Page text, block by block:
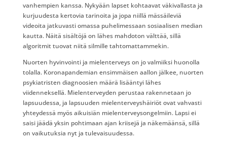
vanhempien kanssa. Nykyään lapset kohtaavat väkivallasta ja
kurjuudesta kertovia tarinoita ja jopa niillä mässäileviä
videoita jatkuvasti omassa puhelimessaan sosiaalisen median
kautta. Näitä sisältöjä on lähes mahdoton välttää, sillä
algoritmit tuovat niitä silmille tahtomattammekin.
Nuorten hyvinvointi ja mielenterveys on jo valmiiksi huonolla
tolalla. Koronapandemian ensimmäisen aallon jälkee, nuorten
psykiatristen diagnoosien määrä lisääntyi lähes
viidenneksellä. Mielenterveyden perustaa rakennetaan jo
lapsuudessa, ja lapsuuden mielenterveyshäiriöt ovat vahvasti
yhteydessä myös aikuisiän mielenterveysongelmiin. Lapsi ei
saisi jäädä yksin pohtimaan ajan kriisejä ja näkemäänsä, sillä
on vaikutuksia nyt ja tulevaisuudessa.